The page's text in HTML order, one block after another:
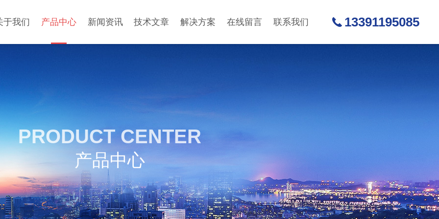
于我们 产品中心 新闻资讯 技术文章 解决方案 在线留言 联系我们 13391195085
PRODUCT CENTER
产品中心